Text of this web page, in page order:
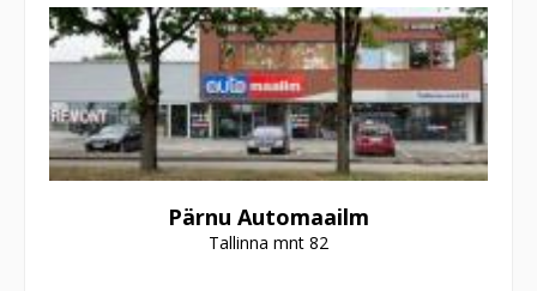
Pärnu Automaailm
Tallinna mnt 82